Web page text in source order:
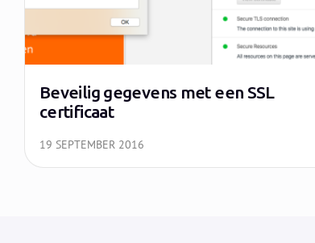
Beveilig gegevens met een SSL
certificaat
19 SEPTEMBER 2016